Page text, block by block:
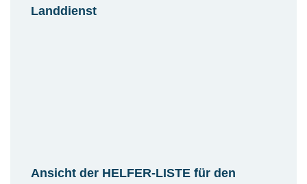
Landdienst
Ansicht der HELFER-LISTE für den